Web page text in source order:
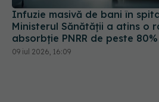
Infuzie masivă de bani în
Ministerul Sănătății a atins o
absorbție PNRR de peste 80%
09 iul 2026, 16:09